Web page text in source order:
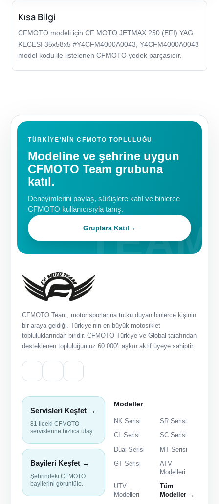
Kısa Bilgi
CFMOTO modeli için CF MOTO JETMAX 250 (EFI) YAG
KECESI 35x58x5 #Y4CFM4000A0043, Y4CFM4000A0043
model kodu ile listelenen CFMOTO yedek parçasıdır.
TÜRKIYE'NIN CFMOTO TOPLULUĞU
Modeline ve şehrine uygun
CFMOTO Team grubuna
katıl.
Deneyimlerini paylaş, sürüşlere katıl ve binlerce
CFMOTO kullanıcısıyla tanış.
Gruplara Katıl→
CFMOTO Team, motor sporlarına tutku duyan binlerce kişinin
bir araya geldiği, Türkiye’nin en büyük motosiklet
topluluklarından biridir. CFMOTO Türkiye ve Global tarafından
desteklenen topluluğumuz 60.000’i aşkın aktif üyeye sahiptir.
Servisleri Keşfet →
81 ildeki CFMOTO
servislerine hızlıca ulaş.
Bayileri Keşfet →
Şehrindeki CFMOTO
bayilerini görüntüle.
Modeller
NK Serisi
SR Serisi
CL Serisi
SC Serisi
Dual Serisi
MT Serisi
GT Serisi
ATV
Modelleri
UTV
Modelleri
Tüm
Modeller →